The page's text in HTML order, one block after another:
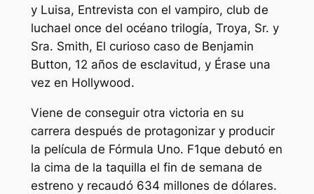
y Luisa, Entrevista con el vampiro, club de
luchael once del océanotrilogía, Troya, Sr. y
Sra. Smith, El curioso caso de Benjamin
Button, 12 años de esclavitud, y Érase una
vez en Hollywood.
Viene de conseguir otra victoria en su
carrera después de protagonizar y producir
la película de Fórmula Uno. F1que debutó en
la cima de la taquilla el fin de semana de
estreno y recaudó 634 millones de dólares.